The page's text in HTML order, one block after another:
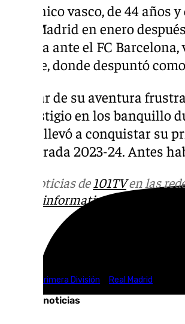
El técnico vasco, de 44
Real Madrid en enero
España ante el FC
League, donde despuntó
A pesar de su aventura
el prestigio en los banquillo
al que llevó a conquistar su
temporada 2023-24. Antes
Más noticias de101TVen las
informativos@101tv.es
Primera División Real Madrid
Últimas noticias